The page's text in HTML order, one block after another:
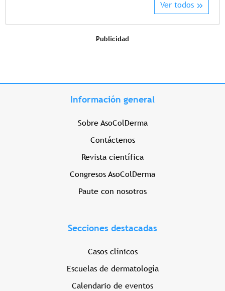
Ver todos
Publicidad
Información general
Sobre AsoColDerma
Contáctenos
Revista científica
Congresos AsoColDerma
Paute con nosotros
Secciones destacadas
Casos clínicos
Escuelas de dermatología
Calendario de eventos